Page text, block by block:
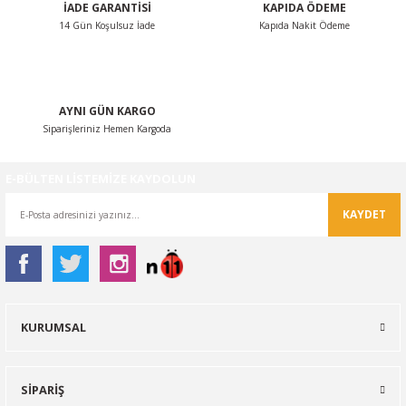
İADE GARANTİSİ
14 Gün Koşulsuz İade
KAPIDA ÖDEME
Kapıda Nakit Ödeme
AYNI GÜN KARGO
Siparişleriniz Hemen Kargoda
KAYDET
KURUMSAL
SİPARİŞ